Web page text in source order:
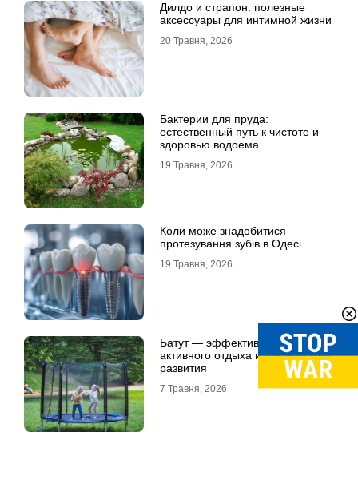
Дилдо и страпон: полезные
аксессуары для интимной жизни
20 Травня, 2026
Бактерии для пруда:
естественный путь к чистоте и
здоровью водоема
19 Травня, 2026
Коли може знадобитися
протезування зубів в Одесі
19 Травня, 2026
Батут — эффективный способ
активного отдыха и физического
развития
7 Травня, 2026